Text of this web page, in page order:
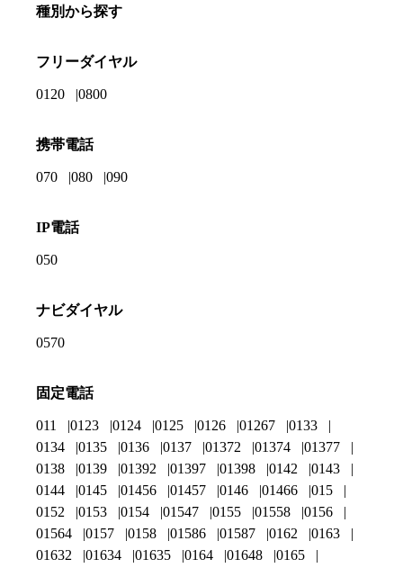
種別から探す
フリーダイヤル
0120 0800
携帯電話
070 080 090
IP電話
050
ナビダイヤル
0570
固定電話
011 0123 0124 0125 0126 01267
0133
0134
0135 0136 0137 01372 01374
01377
0138
0139 01392 01397 01398 0142
0143
0144
0145 01456 01457 0146 01466
015
0152
0153 0154 01547 0155 01558
0156
01564
0157 0158 01586 01587 0162
0163
01632
01634 01635 0164 01648 0165